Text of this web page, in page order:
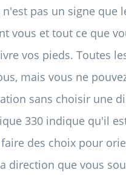
n'est pas un signe que
vous et tout ce que
vos pieds. Toutes
mais vous ne
sans choisir une
330 indique qu'il
des choix pour
direction que vous